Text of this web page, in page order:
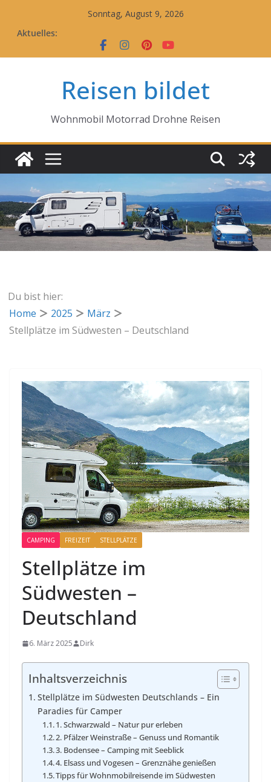
Sonntag, August 9, 2026
Aktuelles:
Reisen bildet
Wohnmobil Motorrad Drohne Reisen
Du bist hier:
Home
2025
März
Stellplätze im Südwesten – Deutschland
CAMPING FREIZEIT STELLPLÄTZE
Stellplätze im
Südwesten –
Deutschland
6. März 2025 Dirk
Inhaltsverzeichnis
Stellplätze im Südwesten Deutschlands – Ein
Paradies für Camper
1. Schwarzwald – Natur pur erleben
2. Pfälzer Weinstraße – Genuss und Romantik
3. Bodensee – Camping mit Seeblick
4. Elsass und Vogesen – Grenznähe genießen
Tipps für Wohnmobilreisende im Südwesten